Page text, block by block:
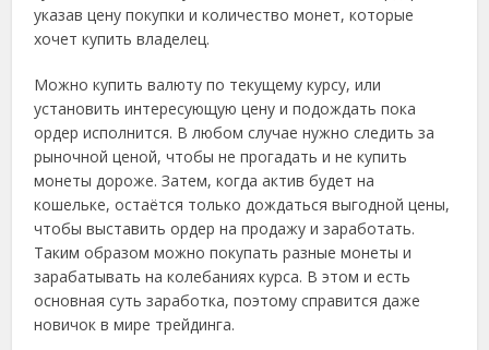
указав цену покупки и количество монет, которые
хочет купить владелец.
Можно купить валюту по текущему курсу, или
установить интересующую цену и подождать пока
ордер исполнится. В любом случае нужно следить за
рыночной ценой, чтобы не прогадать и не купить
монеты дороже. Затем, когда актив будет на
кошельке, остаётся только дождаться выгодной цены,
чтобы выставить ордер на продажу и заработать.
Таким образом можно покупать разные монеты и
зарабатывать на колебаниях курса. В этом и есть
основная суть заработка, поэтому справится даже
новичок в мире трейдинга.